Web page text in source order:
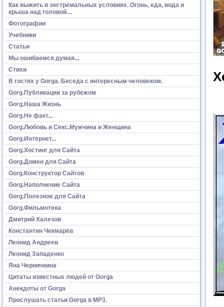
Как выжить в экстремальных условиях. Огонь, еда, вода и
крыша над головой…
Фотографии
Учебники
Статьи
Мы ошибаемся думая...
Стихи
В гостях у Gorga. Беседа с интересным человеком.
Gorg.Публикации за рубежом
Gorg.Наша Жизнь
Gorg.Не факт...
Gorg.Любовь и Секс.Мужчина и Женщина
Gorg.Интернет...
Gorg.Хостинг для Сайта
Gorg.Домен для Сайта
Gorg.Конструктор Сайтов
Gorg.Наполнение Сайта
Gorg.Полезное для Сайта
Gorg.Фильмотека
Дмитрий Халезов
Константин Чекмарёв
Леонид Андреев
Леонид Западенко
Яна Черничкина
Цитаты известных людей от Gorga
Анекдоты от Gorga
Прослушать статьи Gorga в МР3.